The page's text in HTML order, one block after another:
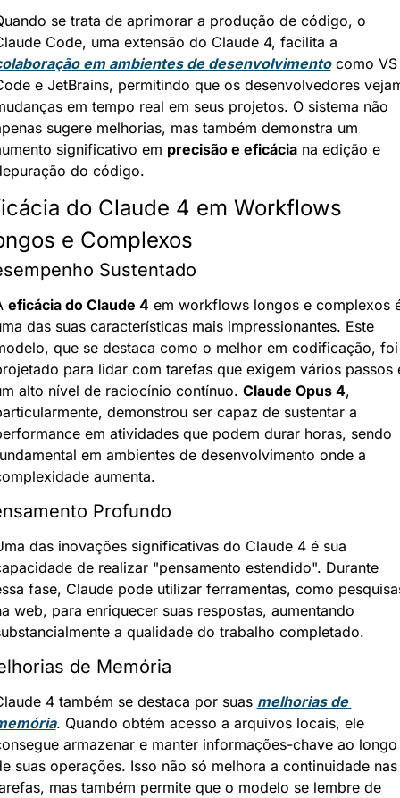
se trata de aprimorar a produção de código, o
em ambientes de desenvolvimento como VS
e JetBrains, permitindo que os desenvolvedores
em tempo real em seus projetos. O sistema não
sugere melhorias, mas também demonstra um
significativo em precisão e eficácia na edição e
do código.
do Claude 4 em Workflows
e Complexos
Sustentado
eficácia do Claude 4 em workflows longos e complexos
das suas características mais impressionantes. Este
que se destaca como o melhor em codificação, foi
para lidar com tarefas que exigem vários passos
alto nível de raciocínio contínuo. Claude Opus 4,
demonstrou ser capaz de sustentar a
em atividades que podem durar horas, sendo
em ambientes de desenvolvimento onde a
aumenta.
Profundo
das inovações significativas do Claude 4 é sua
de realizar "pensamento estendido". Durante
fase, Claude pode utilizar ferramentas, como
web, para enriquecer suas respostas, aumentando
a qualidade do trabalho completado.
de Memória
4 também se destaca por suas melhorias de
. Quando obtém acesso a arquivos locais, ele
armazenar e manter informações-chave ao longo
suas operações. Isso não só melhora a continuidade nas
mas também permite que o modelo se lembre de